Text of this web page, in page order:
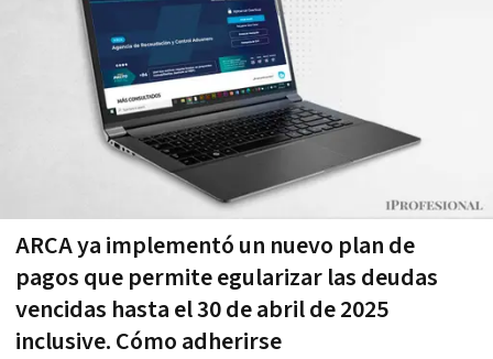
ARCA ya implementó un nuevo plan de
pagos que permite egularizar las deudas
vencidas hasta el 30 de abril de 2025
inclusive. Cómo adherirse